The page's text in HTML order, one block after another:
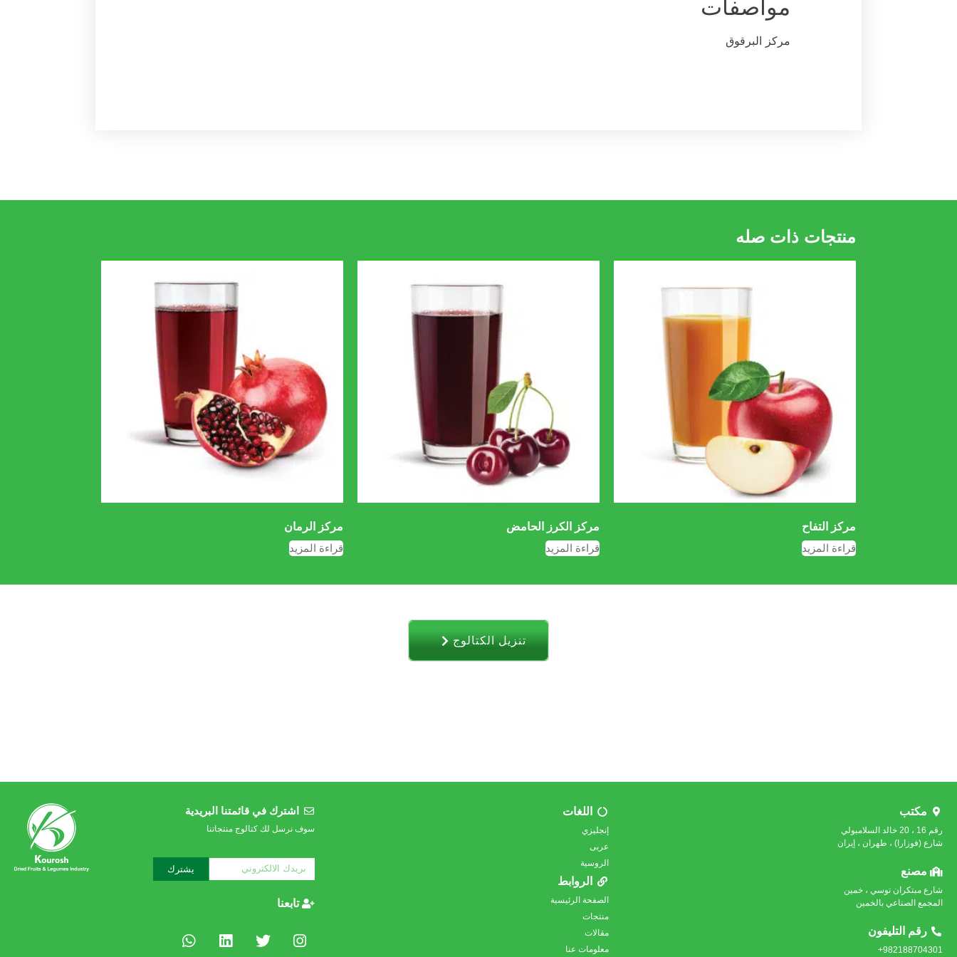
مواصفات
مرکز البرقوق
منتجات ذات صله
مرکز التفاح
قراءة المزيد
مركز الكرز الحامض
قراءة المزيد
مركز الرمان
قراءة المزيد
تنزیل الکتالوج
مكتب
رقم 16 ، 20 خالد السلامبولي
شارع (فوزارا) ، طهران ، إيران
مصنع
شارع مبتكران توسي ، خمين
المجمع الصناعي بالخمين
رقم التليفون
982188704301+
اللغات
إنجليزي
عربى
الروسية
الروابط
الصفحة الرئيسية
منتجات
مقالات
معلومات عنا
اشترك في قائمتنا البريدية
سوف نرسل لك كتالوج منتجاتنا
يشترك
تابعنا